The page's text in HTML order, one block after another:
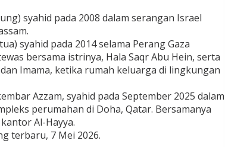
syahid pada 2008 dalam serangan Israel
syahid pada 2014 selama Perang Gaza
bersama istrinya, Hala Saqr Abu Hein, serta
Imama, ketika rumah keluarga di lingkungan
Azzam, syahid pada September 2025 dalam
perumahan di Doha, Qatar. Bersamanya
Al-Hayya.
terbaru, 7 Mei 2026.